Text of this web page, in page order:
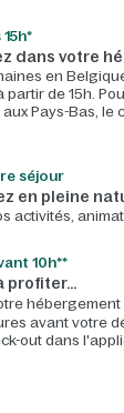
dans votre
en
partir de 15h.
Pays-Bas, le
séjour
en pleine
activités,
10h**
profiter…
avant votre
out dans